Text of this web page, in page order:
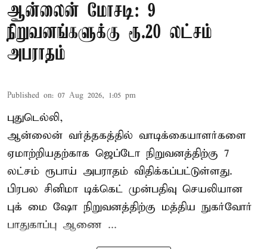
ஆன்லைன் மோசடி: 9
நிறுவனங்களுக்கு ரூ.20 லட்சம்
அபராதம்
Published on: 07 Aug 2026, 1:05 pm
புதுடெல்லி,
ஆன்லைன் வர்த்தகத்தில் வாடிக்கையாளர்களை
ஏமாற்றியதற்காக ஜெப்டோ நிறுவனத்திற்கு 7
லட்சம் ரூபாய் அபராதம் விதிக்கப்பட்டுள்ளது.
பிரபல சினிமா டிக்கெட் முன்பதிவு செயலியான
புக் மை ஷோ நிறுவனத்திற்கு மத்திய நுகர்வோர்
பாதுகாப்பு ஆணை ...